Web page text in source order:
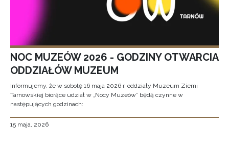
NOC MUZEÓW 2026 - GODZINY OTWARCIA
ODDZIAŁÓW MUZEUM
Informujemy, że w sobotę 16 maja 2026 r. oddziały Muzeum Ziemi
Tarnowskiej biorące udział w „Nocy Muzeów” będą czynne w
następujących godzinach:
15 maja, 2026